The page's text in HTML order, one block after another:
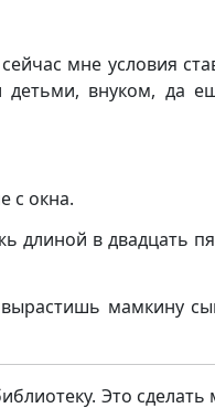
мне условия
детьми, внуком, да
с окна.
длиной в двадцать
мамкину
Это